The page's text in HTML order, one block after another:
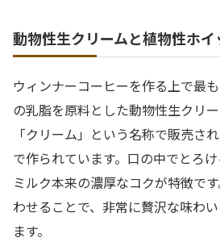
動物性生クリームと植物性ホイ
ウィンナーコーヒーを作る上で最
の乳脂を原料とした動物性生クリ
「クリーム」という名称で販売さ
で作られています。口の中でとろけ
ミルク本来の濃厚なコクが特徴で
わせることで、非常に贅沢な味わ
ます。